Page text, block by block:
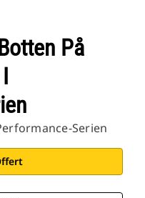
På
Serien